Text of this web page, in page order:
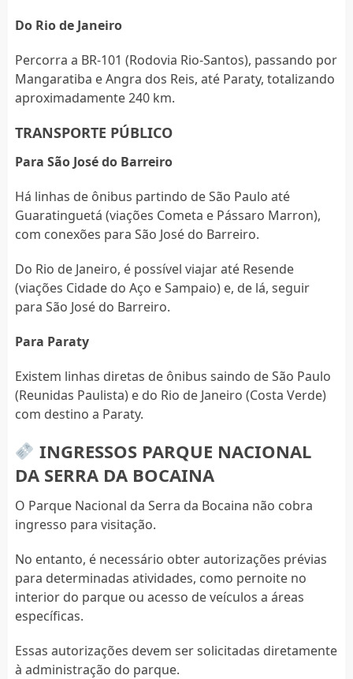
Do Rio de Janeiro
Percorra a BR-101 (Rodovia Rio-Santos), passando por
Mangaratiba e Angra dos Reis, até Paraty, totalizando
aproximadamente 240 km.
TRANSPORTE PÚBLICO
Para São José do Barreiro
Há linhas de ônibus partindo de São Paulo até
Guaratinguetá (viações Cometa e Pássaro Marron),
com conexões para São José do Barreiro.
Do Rio de Janeiro, é possível viajar até Resende
(viações Cidade do Aço e Sampaio) e, de lá, seguir
para São José do Barreiro.
Para Paraty
Existem linhas diretas de ônibus saindo de São Paulo
(Reunidas Paulista) e do Rio de Janeiro (Costa Verde)
com destino a Paraty.
INGRESSOS PARQUE NACIONAL
DA SERRA DA BOCAINA
O Parque Nacional da Serra da Bocaina não cobra
ingresso para visitação.
No entanto, é necessário obter autorizações prévias
para determinadas atividades, como pernoite no
interior do parque ou acesso de veículos a áreas
específicas.
Essas autorizações devem ser solicitadas diretamente
à administração do parque.